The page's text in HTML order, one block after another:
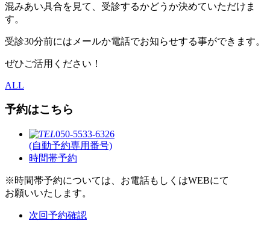
混みあい具合を見て、受診するかどうか決めていただけま
す。
受診30分前にはメールか電話でお知らせする事ができます。
ぜひご活用ください！
ALL
予約はこちら
050-5533-6326
(自動予約専用番号)
時間帯予約
※時間帯予約については、お電話もしくはWEBにて
お願いいたします。
次回予約確認